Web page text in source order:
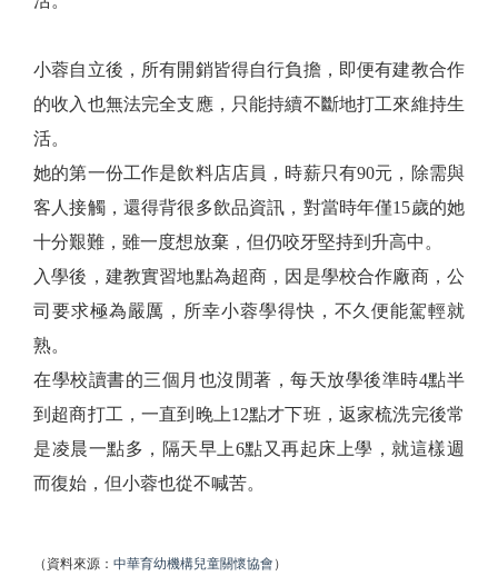
小蓉自立後，所有開銷皆得自行負擔，即便有建教合作
的收入也無法完全支應，只能持續不斷地打工來維持生
活。
她的第一份工作是飲料店店員，時薪只有90元，除需與
客人接觸，還得背很多飲品資訊，對當時年僅15歲的她
十分艱難，雖一度想放棄，但仍咬牙堅持到升高中。
入學後，建教實習地點為超商，因是學校合作廠商，公
司要求極為嚴厲，所幸小蓉學得快，不久便能駕輕就
熟。
在學校讀書的三個月也沒閒著，每天放學後準時4點半
到超商打工，一直到晚上12點才下班，返家梳洗完後常
是凌晨一點多，隔天早上6點又再起床上學，就這樣週
而復始，但小蓉也從不喊苦。
（資料來源： 中華育幼機構兒童關懷協會 ）